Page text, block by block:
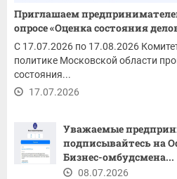
Приглашаем
опросе «Оценка состояния
С 17.07.2026 по 17.08.2026
политике Московской области
состояния...
17.07.2026
Уважаемые
подписывайтесь на
Бизнес-омбудсмена...
08.07.2026